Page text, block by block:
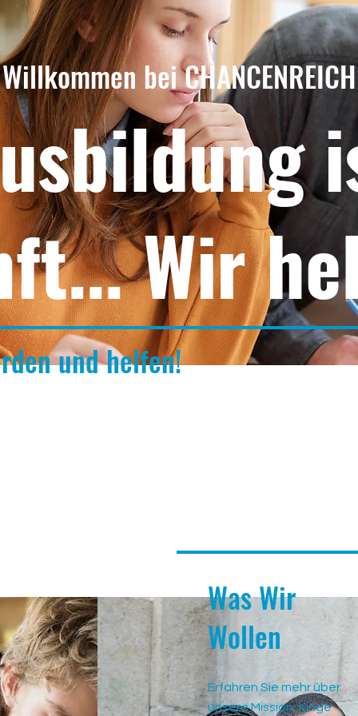
Willkommen bei CHANCENREICH
Wir
und helfen!
Was Wir
Wollen
Erfahren Sie mehr über
unsere Mission, junge